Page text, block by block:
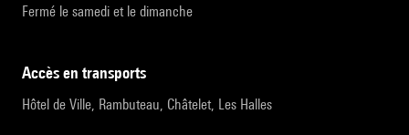
Fermé le samedi et le dimanche
accès en transports
Hôtel de Ville, Rambuteau, Châtelet, Les Halles